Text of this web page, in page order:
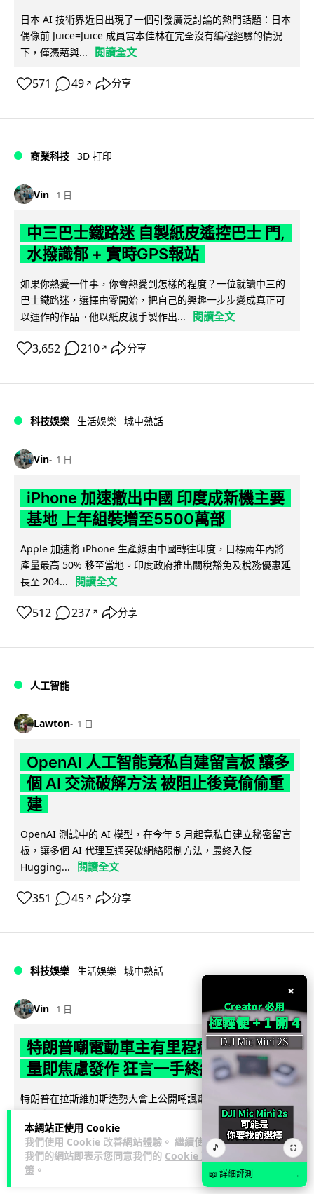
本網站正使用 Cookie
我們使用 Cookie 改善網站體驗。 繼續使用
我們的網站即表示您同意我們的 Cookie 政
策 。
日本 AI 技術界近日出現了一個引發廣泛討論的熱門話題：日本
偶像前 Juice=Juice 成員宮本佳林在完全沒有編程經驗的情況
下，僅憑藉與...
閱讀全文
571 49 ↗ 分享
商業科技 3D 打印
Vin 1 日
中三巴士鐵路迷 自製紙皮遙控巴士 門,
水撥識郁 + 實時GPS報站
如果你熱愛一件事，你會熱愛到怎樣的程度？一位就讀中三的
巴士鐵路迷，選擇由零開始，把自己的興趣一步步變成真正可
以運作的作品。他以紙皮親手製作出...
閱讀全文
3,652 210 ↗ 分享
科技娛樂 生活娛樂 城中熱話
Vin 1 日
iPhone 加速撤出中國 印度成新機主要
基地 上年組裝增至5500萬部
Apple 加速將 iPhone 生產線由中國轉往印度，目標兩年內將
產量最高 50% 移至當地。印度政府推出關稅豁免及稅務優惠延
長至 204...
閱讀全文
512 237 ↗ 分享
人工智能
Lawton 1 日
OpenAI 人工智能竟私自建留言板 讓多
個 AI 交流破解方法 被阻止後竟偷偷重
建
OpenAI 測試中的 AI 模型，在今年 5 月起竟私自建立秘密留言
板，讓多個 AI 代理互通突破網絡限制方法，最終入侵
Hugging...
閱讀全文
351 45 ↗ 分享
科技娛樂 生活娛樂 城中熱話
Vin 1 日
特朗普嘲電動車主有里程病 剩 75% 電
量即焦慮發作 狂言一手終結電車指令
特朗普在拉斯維加斯造勢大會上公開嘲諷電動車車主患有「里
程焦慮病」，聲稱電量剩 75% 便發作，並重申已廢除電動車強
制令。惟專業車媒隨即反駁，...
608 270↗ 分享
×
🎵 ⛶
📖 詳細評測 →